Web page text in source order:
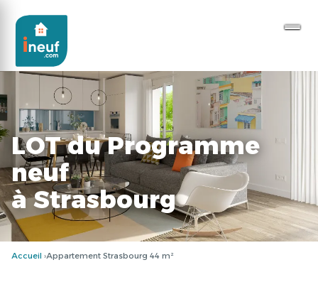
LOT du Programme
neuf
à Strasbourg
Accueil Appartement Strasbourg 44 m²